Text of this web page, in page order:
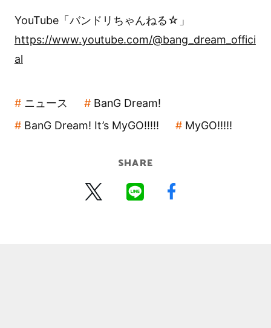
YouTube「バンドリちゃんねる☆」
https://www.youtube.com/@bang_dream_offici
al
ニュース
BanG Dream!
BanG Dream! It’s MyGO!!!!!
MyGO!!!!!
SHARE